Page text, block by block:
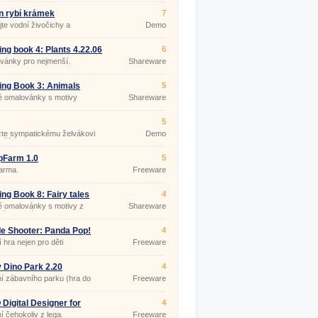
rybí krámek
vodní živočichy a
7
Demo
book 4: Plants 4.22.06
pro nejmenší.
6
Shareware
Book 3: Animals
omalovánky s motivy
5
Shareware
sympatickému želvákovi
řád!
5
Demo
1.0
5
Freeware
Book 8: Fairy tales
omalovánky s motivy z
pohádek.
4
Shareware
Shooter: Panda Pop!
hra nejen pro děti
4
Freeware
Dino Park 2.20
zábavního parku (hra do
4
Freeware
Digital Designer for
4.3.8.0
čehokoliv z lega.
4
Freeware